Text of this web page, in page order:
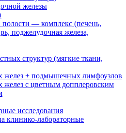
железы
— комплекс (печень,
поджелудочная железа,
структур (мягкие ткани,
+ подмышечных лимфоузлов
с цветным допплеровским
исследования
клинико-лабораторные